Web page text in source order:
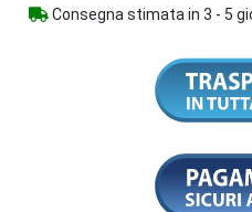
Consegna stimata in 3 - 5